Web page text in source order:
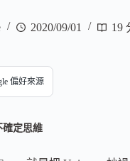
2020/09/01 19
偏好來源
確定思維